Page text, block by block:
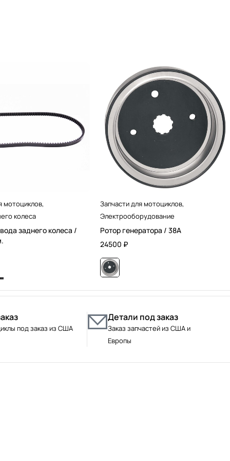
мотоциклов,
колеса
заднего колеса /
Запчасти для мотоциклов,
Электрооборудование
Ротор генератора / 38А
24500 ₽
под заказ из США
Детали под заказ
Заказ запчастей из США и
Европы